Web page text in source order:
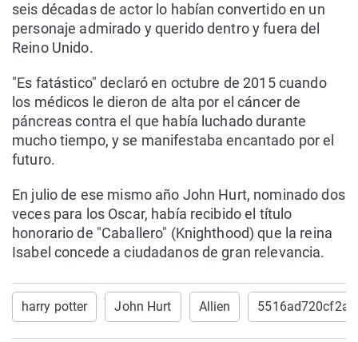
seis décadas de actor lo habían convertido en un
personaje admirado y querido dentro y fuera del
Reino Unido.
"Es fatástico" declaró en octubre de 2015 cuando
los médicos le dieron de alta por el cáncer de
páncreas contra el que había luchado durante
mucho tiempo, y se manifestaba encantado por el
futuro.
En julio de ese mismo año John Hurt, nominado dos
veces para los Oscar, había recibido el título
honorario de "Caballero" (Knighthood) que la reina
Isabel concede a ciudadanos de gran relevancia.
harry potter John Hurt Allien